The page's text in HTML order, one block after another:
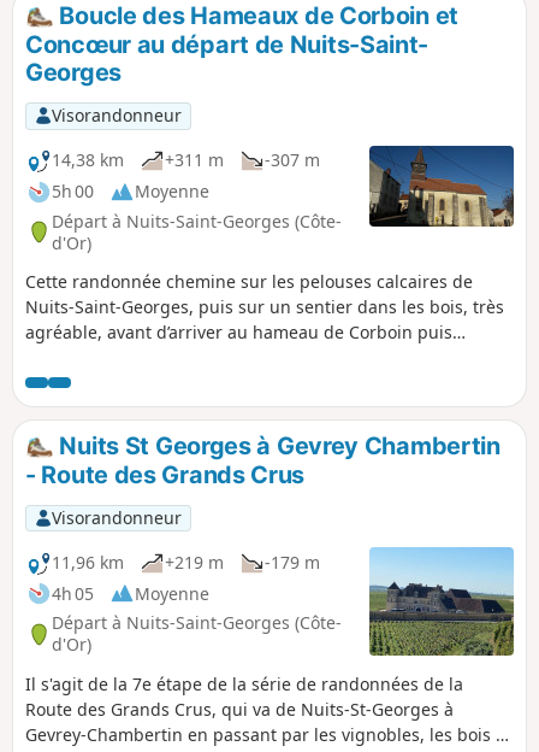
Boucle des Hameaux de Corboin et
Concœur au départ de Nuits-Saint-
Georges
Visorandonneur
14,38 km
+311 m
-307 m
5h 00
Moyenne
Départ à Nuits-Saint-Georges (Côte-
d'Or)
Cette randonnée chemine sur les pelouses calcaires de
Nuits-Saint-Georges, puis sur un sentier dans les bois, très
agréable, avant d’arriver au hameau de Corboin puis
vignobles de Vosne-Romanée et Nuits-Saint-Georges.
Nuits St Georges à Gevrey Chambertin
- Route des Grands Crus
Visorandonneur
11,96 km
+219 m
-179 m
4h 05
Moyenne
Départ à Nuits-Saint-Georges (Côte-
d'Or)
Il s'agit de la 7e étape de la série de randonnées de la
Route des Grands Crus, qui va de Nuits-St-Georges à
Gevrey-Chambertin en passant par les vignobles, les bois et